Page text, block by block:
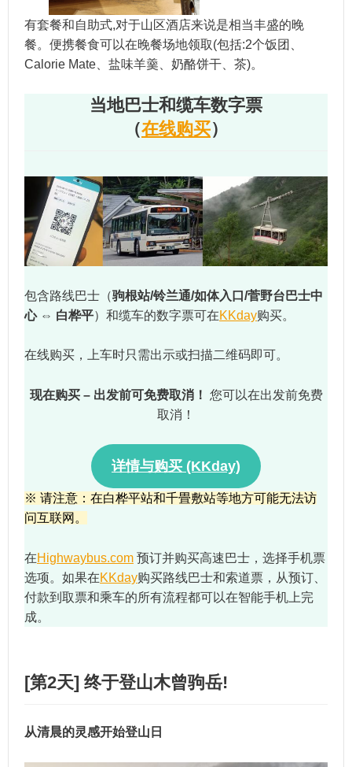
有套餐和自助式,对于山区酒店来说是相当丰盛的晚
餐。便携餐食可以在晚餐场地领取(包括:2个饭团、
Calorie Mate、盐味羊羹、奶酪饼干、茶)。
当地巴士和缆车数字票
（在线购买）
包含路线巴士（驹根站/铃兰通/如体入口/菅野台巴士中
心 ⇔ 白桦平）和缆车的数字票可在KKday购买。
在线购买，上车时只需出示或扫描二维码即可。
现在购买 – 出发前可免费取消！ 您可以在出发前免费
取消！
详情与购买 (KKday)
※ 请注意：在白桦平站和千畳敷站等地方可能无法访
问互联网。
在Highwaybus.com 预订并购买高速巴士，选择手机票
选项。如果在KKday购买路线巴士和索道票，从预订、
付款到取票和乘车的所有流程都可以在智能手机上完
成。
[第2天] 终于登山木曾驹岳!
从清晨的灵感开始登山日